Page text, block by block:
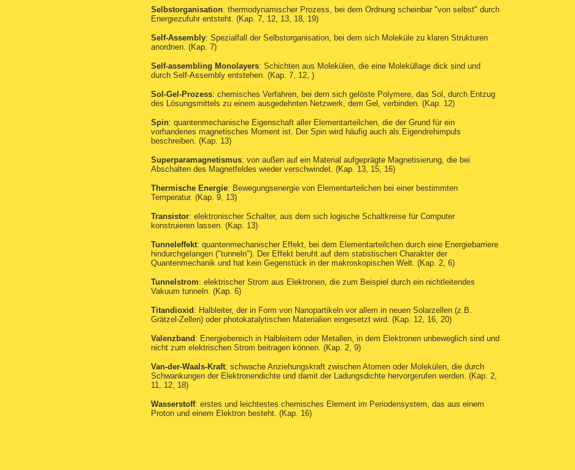
Selbstorganisation: thermodynamischer Prozess, bei dem Ordnung scheinbar "von selbst" durch
Energiezufuhr entsteht. (Kap. 7, 12, 13, 18, 19)
Self-Assembly: Spezialfall der Selbstorganisation, bei dem sich Moleküle zu klaren Strukturen
anordnen. (Kap. 7)
Self-assembling Monolayers: Schichten aus Molekülen, die eine Moleküllage dick sind und
durch Self-Assembly entstehen. (Kap. 7, 12, )
Sol-Gel-Prozess: chemisches Verfahren, bei dem sich gelöste Polymere, das Sol, durch Entzug
des Lösungsmittels zu einem ausgedehnten Netzwerk, dem Gel, verbinden. (Kap. 12)
Spin: quantenmechanische Eigenschaft aller Elementarteilchen, die der Grund für ein
vorhandenes magnetisches Moment ist. Der Spin wird häufig auch als Eigendrehimpuls
beschreiben. (Kap. 13)
Superparamagnetismus: von außen auf ein Material aufgeprägte Magnetisierung, die bei
Abschalten des Magnetfeldes wieder verschwindet. (Kap. 13, 15, 16)
Thermische Energie: Bewegungsenergie von Elementarteilchen bei einer bestimmten
Temperatur. (Kap. 9, 13)
Transistor: elektronischer Schalter, aus dem sich logische Schaltkreise für Computer
konstruieren lassen. (Kap. 13)
Tunneleffekt: quantenmechanischer Effekt, bei dem Elementarteilchen durch eine Energiebarriere
hindurchgelangen ("tunneln"). Der Effekt beruht auf dem statistischen Charakter der
Quantenmechanik und hat kein Gegenstück in der makroskopischen Welt. (Kap. 2, 6)
Tunnelstrom: elektrischer Strom aus Elektronen, die zum Beispiel durch ein nichtleitendes
Vakuum tunneln. (Kap. 6)
Titandioxid : Halbleiter, der in Form von Nanopartikeln vor allem in neuen Solarzellen (z.B.
Grätzel-Zellen) oder photokatalytischen Materialien eingesetzt wird. (Kap. 12, 16, 20)
Valenzband : Energiebereich in Halbleitern oder Metallen, in dem Elektronen unbeweglich sind und
nicht zum elektrischen Strom beitragen können. (Kap. 2, 9)
Van-der-Waals-Kraft: schwache Anziehungskraft zwischen Atomen oder Molekülen, die durch
Schwankungen der Elektronendichte und damit der Ladungsdichte hervorgerufen werden. (Kap. 2,
11, 12, 18)
Wasserstoff: erstes und leichtestes chemisches Element im Periodensystem, das aus einem
Proton und einem Elektron besteht. (Kap. 16)